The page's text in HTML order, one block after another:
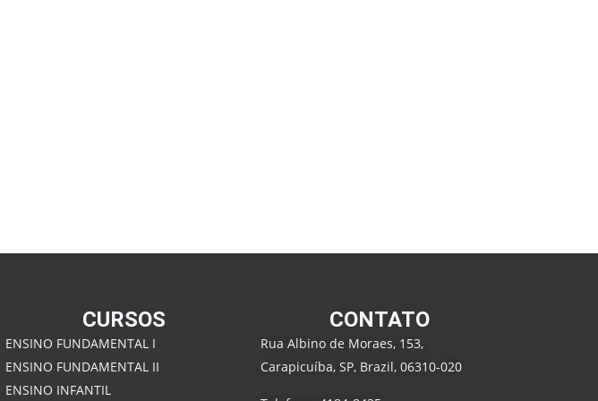
CURSOS
ENSINO FUNDAMENTAL I
ENSINO FUNDAMENTAL II
ENSINO INFANTIL
CONTATO
Rua Albino de Moraes, 153,
Carapicuíba, SP, Brazil, 06310-020